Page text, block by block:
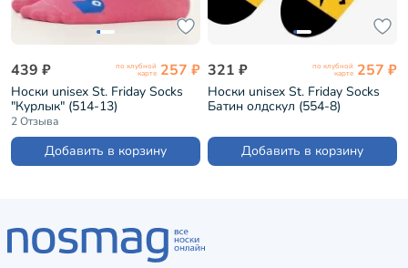
439 ₽ по клубной
карте 257 ₽
Носки unisex St. Friday Socks
"Курлык" (514-13)
2 Отзыва
Добавить в корзину
321 ₽ по клубной
карте 257 ₽
Носки unisex St. Friday Socks
Батин олдскул (554-8)
Добавить в корзину